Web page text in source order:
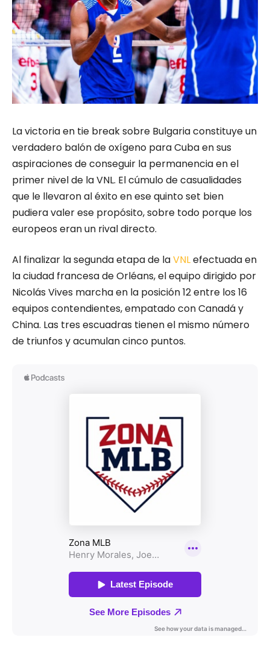
La victoria en tie break sobre Bulgaria constituye un
verdadero balón de oxígeno para Cuba en sus
aspiraciones de conseguir la permanencia en el
primer nivel de la VNL. El cúmulo de casualidades
que le llevaron al éxito en ese quinto set bien
pudiera valer ese propósito, sobre todo porque los
europeos eran un rival directo.
Al finalizar la segunda etapa de laVNLefectuada en
la ciudad francesa de Orléans, el equipo dirigido por
Nicolás Vives marcha en la posición 12 entre los 16
equipos contendientes, empatado con Canadá y
China. Las tres escuadras tienen el mismo número
de triunfos y acumulan cinco puntos.